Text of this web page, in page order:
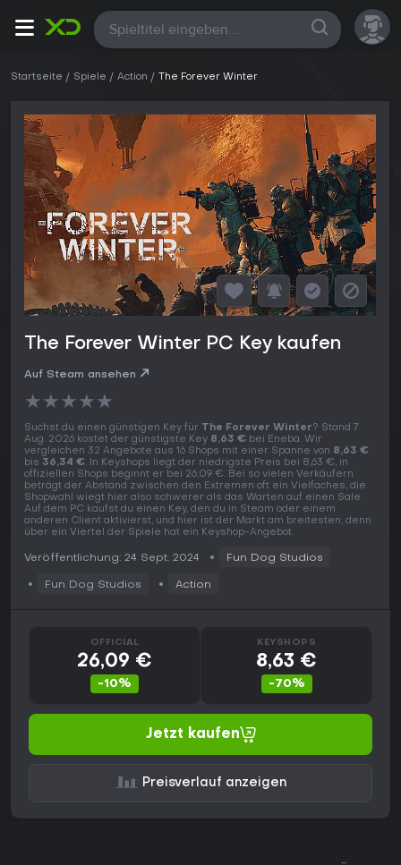
Alle
Startseite Spiele Action The Forever Winter
The Forever Winter PC Key kaufen
Auf Steam ansehen
★★★★★
Suchst du einen günstigen Key für The Forever Winter? Stand 7
Aug. 2026 kostet der günstigste Key 8,63 € bei Eneba. Wir
vergleichen 32 Angebote aus 16 Shops mit einer Spanne von 8,63 €
bis 36,34 €. In Keyshops liegt der niedrigste Preis bei 8,63 €, in
offiziellen Shops beginnt er bei 26,09 €. Bei so vielen Verkäufern
beträgt der Abstand zwischen den Extremen oft ein Vielfaches, die
Shopwahl wiegt hier also schwerer als das Warten auf einen Sale.
Auf dem PC kaufst du einen Key, den du in Steam oder einem
anderen Client aktivierst, und hier ist der Markt am breitesten, denn
über ein Viertel der Spiele hat ein Keyshop-Angebot.
Veröffentlichung: 24 Sept. 2024 Fun Dog Studios
Fun Dog Studios Action
OFFICIAL
26,09 €
-10%
KEYSHOPS
8,63 €
-70%
Jetzt kaufen
Preisverlauf anzeigen